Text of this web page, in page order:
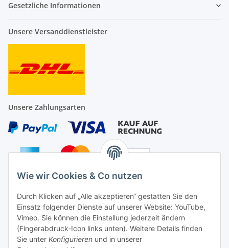
Wie wir Cookies & Co nutzen
Durch Klicken auf „Alle akzeptieren“ gestatten Sie den
Einsatz folgender Dienste auf unserer Website: YouTube,
Vimeo. Sie können die Einstellung jederzeit ändern
(Fingerabdruck-Icon links unten). Weitere Details finden
Sie unter Konfigurieren und in unserer
Gesetzliche Informationen
Unsere Versanddienstleister
Unsere Zahlungsarten
Ein Partnershop der